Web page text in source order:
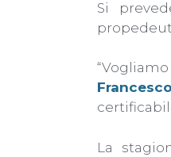
Si
La